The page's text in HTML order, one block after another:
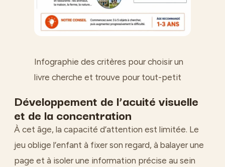
Infographie des critères pour choisir un
livre cherche et trouve pour tout-petit
Développement de l’acuité visuelle
et de la concentration
À cet âge, la capacité d’attention est limitée. Le
jeu oblige l’enfant à fixer son regard, à balayer une
page et à isoler une information précise au sein